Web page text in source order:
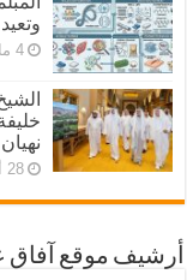
4 مايو، 2026
28 أبريل، 2026
أرشيف موقع آفاق